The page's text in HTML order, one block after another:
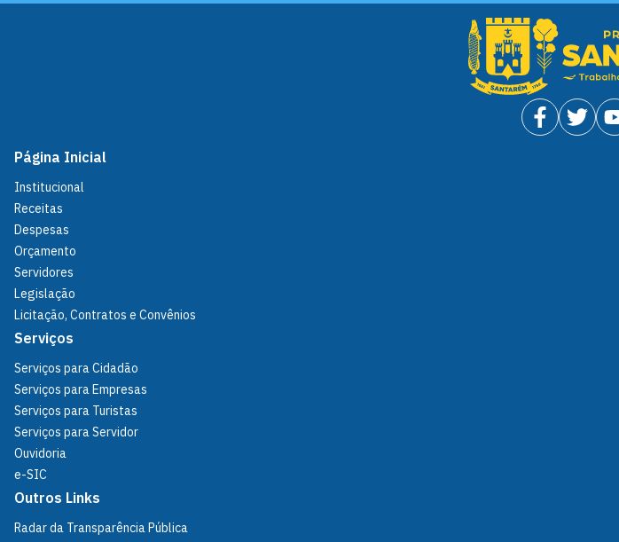
Página Inicial
Institucional
Receitas
Despesas
Orçamento
Servidores
Legislação
Licitação, Contratos e Convênios
Serviços
Serviços para Cidadão
Serviços para Empresas
Serviços para Turistas
Serviços para Servidor
Ouvidoria
e-SIC
Outros Links
Radar da Transparência Pública